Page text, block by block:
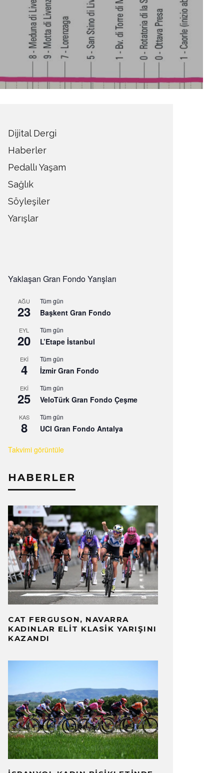
Dijital Dergi
Haberler
Pedallı Yaşam
Sağlık
Söyleşiler
Yarışlar
Yaklaşan Gran Fondo Yarışları
AĞU
23
Tüm gün
Başkent Gran Fondo
EYL
20
Tüm gün
L’Etape İstanbul
EKI
4
Tüm gün
İzmir Gran Fondo
EKI
25
Tüm gün
VeloTürk Gran Fondo Çeşme
KAS
8
Tüm gün
UCI Gran Fondo Antalya
Takvimi görüntüle
HABERLER
CAT FERGUSON, NAVARRA
KADINLAR ELIT KLASIK YARIŞINI
KAZANDI